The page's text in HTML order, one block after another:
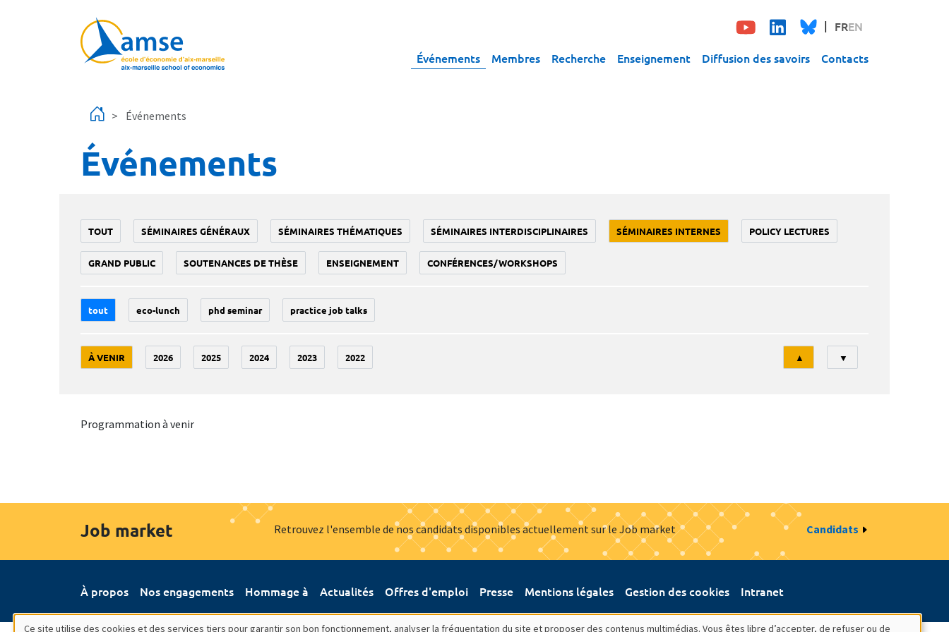
FREN
Événements Membres Recherche Enseignement Diffusion des savoirs Contacts
Événements
Événements
TOUT SÉMINAIRES GÉNÉRAUX SÉMINAIRES THÉMATIQUES SÉMINAIRES INTERDISCIPLINAIRES SÉMINAIRES INTERNES POLICY LECTURES
GRAND PUBLIC SOUTENANCES DE THÈSE ENSEIGNEMENT CONFÉRENCES/WORKSHOPS
tout eco-lunch phd seminar practice job talks
À VENIR 2026 2025 2024 2023 2022
Tri
▲ ▼
Programmation à venir
Job market Retrouvez l'ensemble de nos candidats disponibles actuellement sur le Job market Candidats
À propos Nos engagements Hommage à Actualités Offres d'emploi Presse Mentions légales Gestion des cookies Intranet
Ce site utilise des cookies et des services tiers pour garantir son bon fonctionnement, analyser la fréquentation du site et proposer des contenus multimédias. Vous êtes libre d’accepter, de refuser ou de